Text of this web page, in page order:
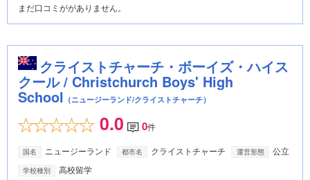
まだ口コミががありません。
クライストチャーチ・ボーイズ・ハイス
クール / Christchurch Boys' High
School （ニュージーランド/クライストチャーチ）
0.0 0件
国名 ニュージーランド 都市名 クライストチャーチ 運営形態 公立
学校種別 高校留学